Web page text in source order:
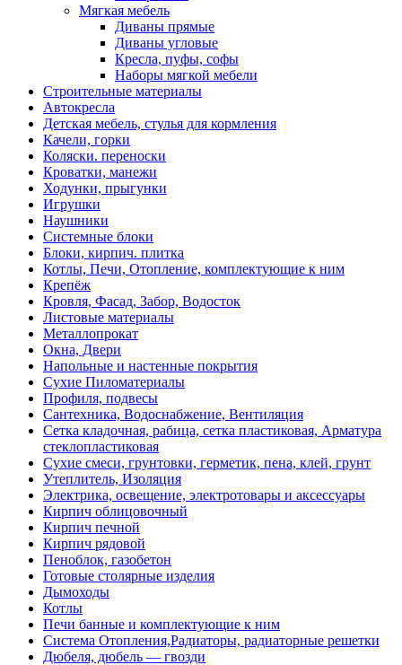
Мягкая мебель
Диваны прямые
Диваны угловые
Кресла, пуфы, софы
Наборы мягкой мебели
Строительные материалы
Автокресла
Детская мебель, стулья для кормления
Качели, горки
Коляски. переноски
Кроватки, манежи
Ходунки, прыгунки
Игрушки
Наушники
Системные блоки
Блоки, кирпич. плитка
Котлы, Печи, Отопление, комплектующие к ним
Крепёж
Кровля, Фасад, Забор, Водосток
Листовые материалы
Металлопрокат
Окна, Двери
Напольные и настенные покрытия
Сухие Пиломатериалы
Профиля, подвесы
Сантехника, Водоснабжение, Вентиляция
Сетка кладочная, рабица, сетка пластиковая, Арматура
стеклопластиковая
Сухие смеси, грунтовки, герметик, пена, клей, грунт
Утеплитель, Изоляция
Электрика, освещение, электротовары и аксессуары
Кирпич облицовочный
Кирпич печной
Кирпич рядовой
Пеноблок, газобетон
Готовые столярные изделия
Дымоходы
Котлы
Печи банные и комплектующие к ним
Система Отопления,Радиаторы, радиаторные решетки
Дюбеля, дюбель — гвозди